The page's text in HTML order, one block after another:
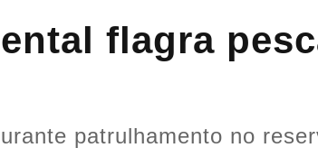
flagra
patrulhamento no